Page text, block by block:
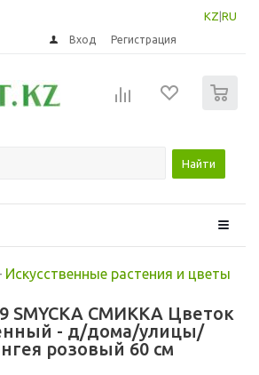
KZ RU
Вход Регистрация
Найти
Искусственные растения и цветы
SMYCKA СМИККА Цветок
- д/дома/улицы/
розовый 60 см